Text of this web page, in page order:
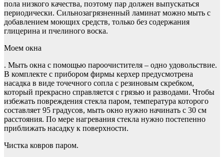
пола низкого качества, поэтому пар должен выпускаться
периодически. Сильнозагрязненный ламинат можно мыть с
добавлением моющих средств, только без содержания
глицерина и пчелиного воска.
Моем окна
. Мыть окна с помощью пароочистителя – одно удовольствие.
В комплекте с прибором фирмы керхер предусмотрена
насадка в виде точечного сопла с резиновым скребком,
который прекрасно справляется с грязью и разводами. Чтобы
избежать повреждения стекла паром, температура которого
составляет 95 градусов, мыть окно нужно начинать с 30 см
расстояния. По мере нагревания стекла нужно постепенно
приближать насадку к поверхности.
Чистка ковров паром.